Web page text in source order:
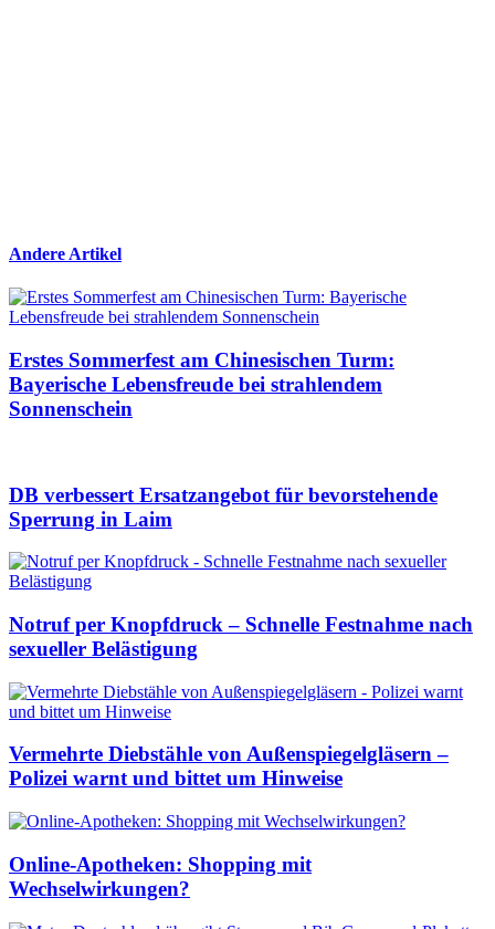
Andere Artikel
Erstes Sommerfest am Chinesischen Turm:
Bayerische Lebensfreude bei strahlendem
Sonnenschein
DB verbessert Ersatzangebot für bevorstehende
Sperrung in Laim
Notruf per Knopfdruck – Schnelle Festnahme nach
sexueller Belästigung
Vermehrte Diebstähle von Außenspiegelgläsern –
Polizei warnt und bittet um Hinweise
Online-Apotheken: Shopping mit
Wechselwirkungen?